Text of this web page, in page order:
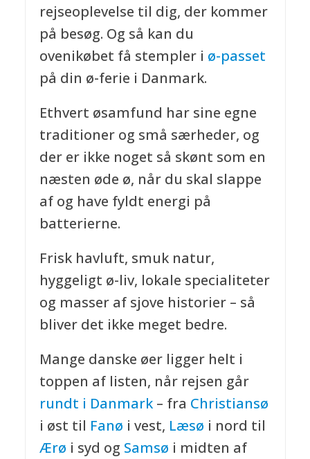
rejseoplevelse til dig, der kommer
på besøg. Og så kan du
ovenikøbet få stempler i ø-passet
på din ø-ferie i Danmark.
Ethvert øsamfund har sine egne
traditioner og små særheder, og
der er ikke noget så skønt som en
næsten øde ø, når du skal slappe
af og have fyldt energi på
batterierne.
Frisk havluft, smuk natur,
hyggeligt ø-liv, lokale specialiteter
og masser af sjove historier – så
bliver det ikke meget bedre.
Mange danske øer ligger helt i
toppen af listen, når rejsen går
rundt i Danmark– fra Christiansø
i øst til Fanø i vest, Læsø i nord til
Ærø i syd og Samsø i midten af